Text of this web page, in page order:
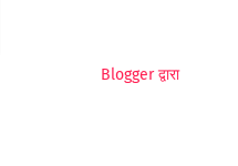
Blogger द्वारा